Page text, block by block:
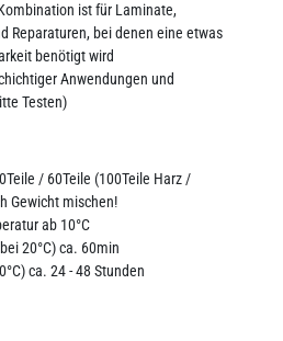
ist für Laminate,
Reparaturen, bei denen eine etwas
benötigt wird
Anwendungen und
Testen)
/ 60Teile (100Teile Harz /
Gewicht mischen!
ab 10°C
20°C) ca. 60min
ca. 24 - 48 Stunden